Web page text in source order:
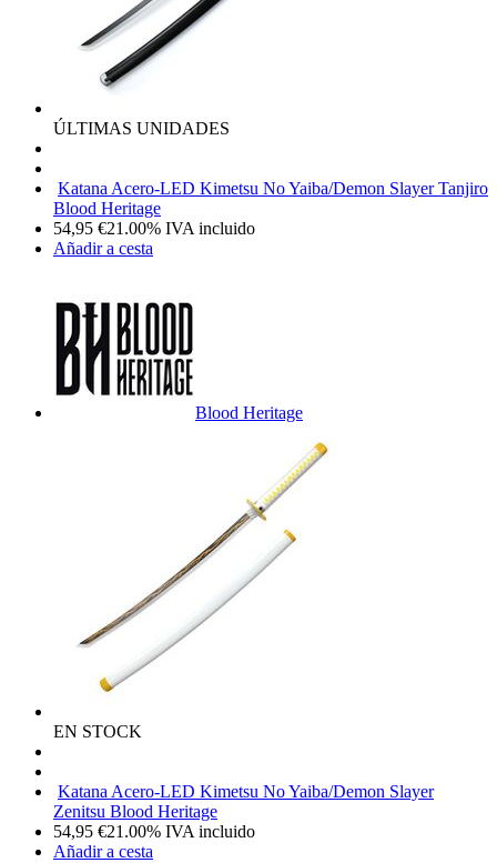
ÚLTIMAS UNIDADES
Katana Acero-LED Kimetsu No Yaiba/Demon Slayer Tanjiro
Blood Heritage
54,95 €21.00% IVA incluido
Añadir a cesta
Blood Heritage
EN STOCK
Katana Acero-LED Kimetsu No Yaiba/Demon Slayer
Zenitsu Blood Heritage
54,95 €21.00% IVA incluido
Añadir a cesta